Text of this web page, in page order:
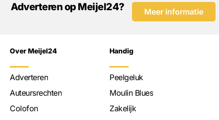
Adverteren op Meijel24? Meer informatie
Over Meijel24
Adverteren
Auteursrechten
Colofon
Handig
Peelgeluk
Moulin Blues
Zakelijk